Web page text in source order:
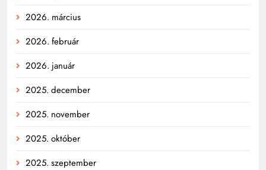
2026. március
2026. február
2026. január
2025. december
2025. november
2025. október
2025. szeptember